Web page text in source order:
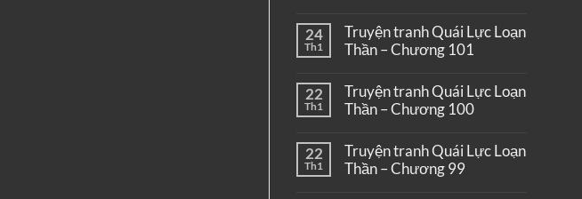
24
Th1
Truyện tranh Quái Lực Loạn
Thần – Chương 101
22
Th1
Truyện tranh Quái Lực Loạn
Thần – Chương 100
22
Th1
Truyện tranh Quái Lực Loạn
Thần – Chương 99